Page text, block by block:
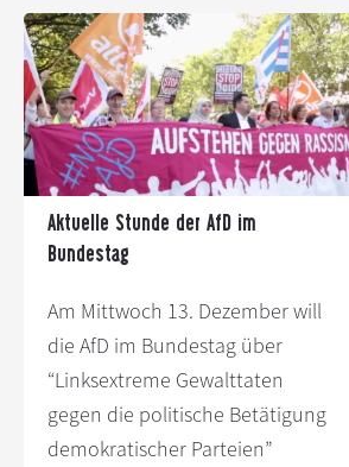
Gegen
den
AfD-
Bundesparteitag
in
Augsburg
–
Unsere
ist
Solidarität
Aktuelle Stunde der AfD im
Bundestag
Am Mittwoch 13. Dezember will
die AfD im Bundestag über
“Linksextreme Gewalttaten
gegen die politische Betätigung
demokratischer Parteien”